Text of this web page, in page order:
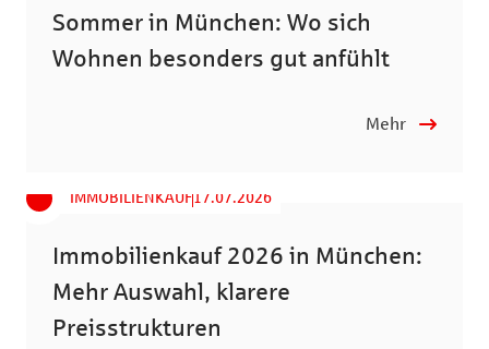
Sommer in München: Wo sich
Wohnen besonders gut anfühlt
Mehr
IMMOBILIENKAUF 17.07.2026
Immobilienkauf 2026 in München:
Mehr Auswahl, klarere
Preisstrukturen